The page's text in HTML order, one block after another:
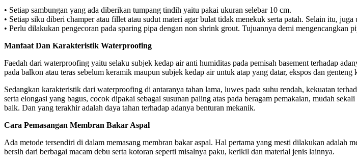
• Setiap sambungan yang ada diberikan tumpang tindih yaitu pakai ukuran selebar 10 cm.
• Setiap siku diberi champer atau fillet atau sudut materi agar bulat tidak menekuk serta patah. Selain itu,
• Perlu dilakukan pengecoran pada sparing pipa dengan non shrink grout. Tujuannya demi mengencangkan
Manfaat Dan Karakteristik Waterproofing
Faedah dari waterproofing yaitu selaku subjek kedap air anti humiditas pada pemisah basement terhadap
pada balkon atau teras sebelum keramik maupun subjek kedap air untuk atap yang datar, ekspos dan genteng
Sedangkan karakteristik dari waterproofing di antaranya tahan lama, luwes pada suhu rendah, kekuatan
serta elongasi yang bagus, cocok dipakai sebagai susunan paling atas pada beragam pemakaian, mudah
baik. Dan yang terakhir adalah daya tahan terhadap adanya benturan mekanik.
Cara Pemasangan Membran Bakar Aspal
Ada metode tersendiri di dalam memasang membran bakar aspal. Hal pertama yang mesti dilakukan adalah
bersih dari berbagai macam debu serta kotoran seperti misalnya paku, kerikil dan material jenis lainnya.